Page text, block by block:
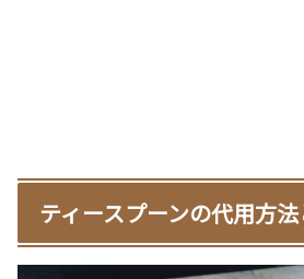
ティースプーンの代用方